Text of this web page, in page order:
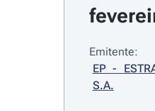
Emitente:
EP -
S.A.